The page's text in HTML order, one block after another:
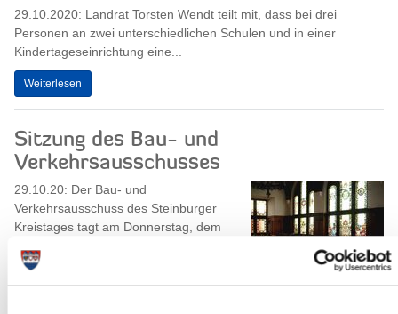
29.10.2020: Landrat Torsten Wendt teilt mit, dass bei drei
Personen an zwei unterschiedlichen Schulen und in einer
Kindertageseinrichtung eine...
Weiterlesen
Sitzung des Bau- und
Verkehrsausschusses
29.10.20: Der Bau- und
Verkehrsausschuss des Steinburger
Kreistages tagt am Donnerstag, dem
Sitzungsort ist der...